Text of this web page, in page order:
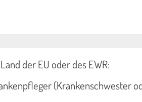
der EU oder des EWR:
(Krankenschwester